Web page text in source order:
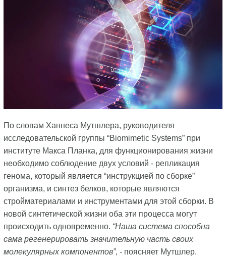
По словам Ханнеса Мутшлера, руководителя
исследовательской группы “Biomimetic Systems” при
институте Макса Планка, для функционирования жизни
необходимо соблюдение двух условий - репликация
генома, который является “инструкцией по сборке”
организма, и синтез белков, которые являются
стройматериалами и инструментами для этой сборки. В
новой синтетической жизни оба эти процесса могут
происходить одновременно. “Наша система способна
сама регенерировать значительную часть своих
молекулярных компонентов”, - поясняет Мутшлер.